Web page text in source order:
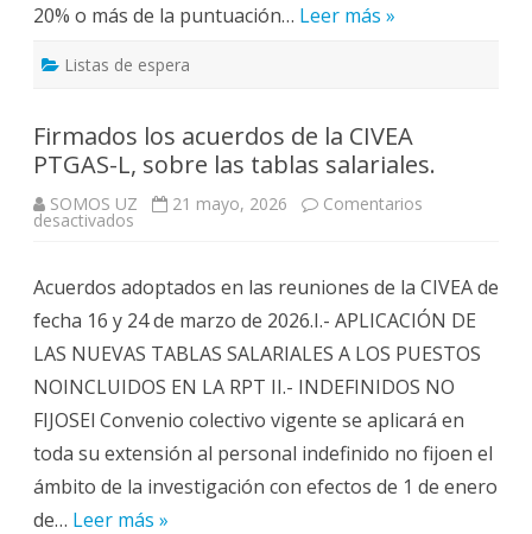
20% o más de la puntuación… Leer más »
Listas de espera
Firmados los acuerdos de la CIVEA
PTGAS-L, sobre las tablas salariales.
SOMOS UZ 21 mayo, 2026 Comentarios
desactivados
de
la
CIVEA
PTGAS-
L,
sobre
las
tablas
salariales.
Acuerdos adoptados en las reuniones de la CIVEA de
fecha 16 y 24 de marzo de 2026.I.- APLICACIÓN DE
LAS NUEVAS TABLAS SALARIALES A LOS PUESTOS
NOINCLUIDOS EN LA RPT II.- INDEFINIDOS NO
FIJOSEl Convenio colectivo vigente se aplicará en
toda su extensión al personal indefinido no fijoen el
ámbito de la investigación con efectos de 1 de enero
de… Leer más »